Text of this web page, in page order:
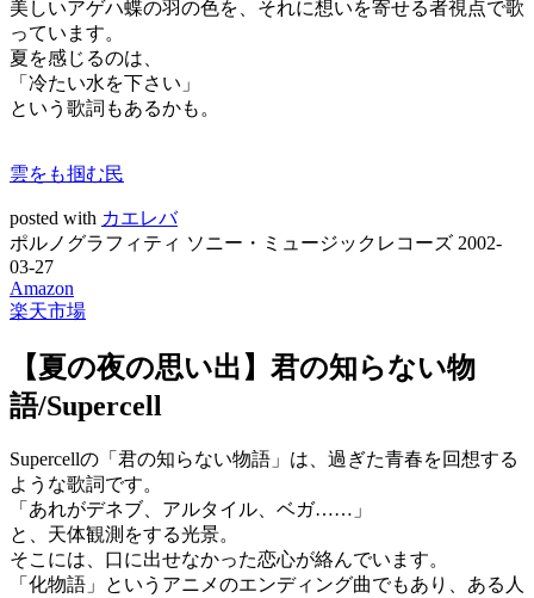
美しいアゲハ蝶の羽の色を、それに想いを寄せる者視点で歌
っています。
夏を感じるのは、
「冷たい水を下さい」
という歌詞もあるかも。
雲をも掴む民
posted with カエレバ
ポルノグラフィティ ソニー・ミュージックレコーズ 2002-
03-27
Amazon
楽天市場
【夏の夜の思い出】君の知らない物
語/Supercell
Supercellの「君の知らない物語」は、過ぎた青春を回想する
ような歌詞です。
「あれがデネブ、アルタイル、ベガ……」
と、天体観測をする光景。
そこには、口に出せなかった恋心が絡んでいます。
「化物語」というアニメのエンディング曲でもあり、ある人